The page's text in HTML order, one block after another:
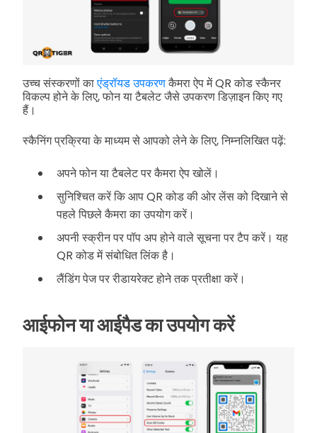
उच्च संस्करणों काएंड्रॉयड उपकरणकैमरा ऐप में QR कोड स्कैनर
विकल्प होने के लिए, फोन या टैबलेट जैसे उपकरण डिज़ाइन किए गए
हैं।
स्कैनिंग प्रक्रिया के माध्यम से आपको लेने के लिए, निम्नलिखित पढ़ें:
अपने फोन या टैबलेट पर कैमरा ऐप खोलें।
सुनिश्चित करें कि आप QR कोड की ओर लेंस को दिखाने से
पहले पिछले कैमरा का उपयोग करें।
अपनी स्क्रीन पर पॉप अप होने वाले सूचना पर टैप करें। यह
QR कोड में संबोधित लिंक है।
लैंडिंग पेज पर रीडायरेक्ट होने तक प्रतीक्षा करें।
आईफोन या आईपैड का उपयोग करें